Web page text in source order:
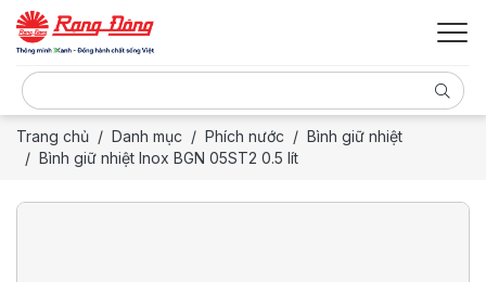
Trang chủ Danh mục Phích nước
Bình giữ nhiệt
Bình giữ nhiệt Inox BGN 05ST2 0.5 lít